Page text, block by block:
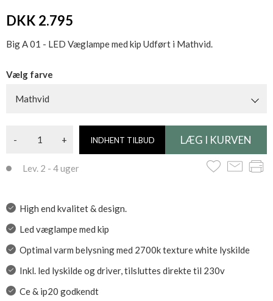
DKK 2.795
Big A 01 - LED Væglampe med kip Udført i Mathvid.
Vælg farve
Mathvid
- + INDHENT TILBUD
Lev. 2 - 4 uger
High end kvalitet & design.
Led væglampe med kip
Optimal varm belysning med 2700k texture white lyskilde
Inkl. led lyskilde og driver, tilsluttes direkte til 230v
Ce & ip20 godkendt